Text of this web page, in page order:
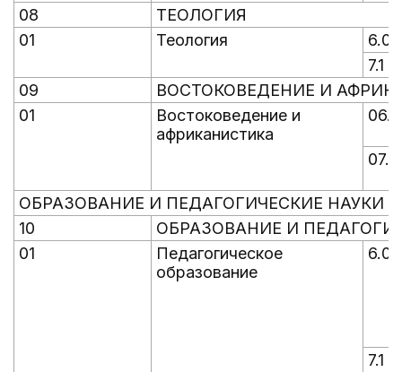
08
ТЕОЛОГИЯ
01
Теология
6.0
7.1
09
ВОСТОКОВЕДЕНИЕ И
01
Востоковедение и
африканистика
06.0
07.1
ОБРАЗОВАНИЕ И ПЕДАГОГИЧЕСКИЕ НАУКИ
10
ОБРАЗОВАНИЕ И
01
Педагогическое
образование
6.0
7.1